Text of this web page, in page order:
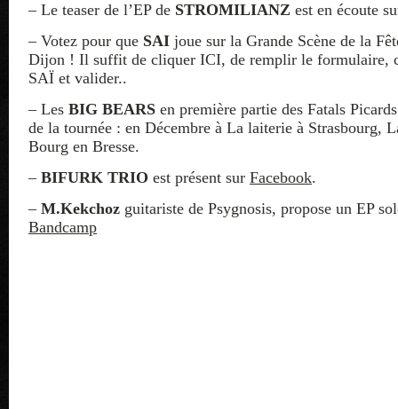
– Le teaser de l’EP de STROMILIANZ est en écoute
– Votez pour que SAI joue sur la Grande Scène de la
Dijon ! Il suffit de cliquer ICI, de remplir le formulaire,
SAÏ et valider..
– Les BIG BEARS en première partie des Fatals
de la tournée : en Décembre à La laiterie à Strasbourg,
Bourg en Bresse.
– BIFURK TRIO est présent sur Facebook.
– M.Kekchoz guitariste de Psygnosis, propose un EP
Bandcamp